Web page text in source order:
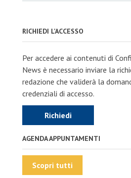
RICHIEDI L'ACCESSO
Per accedere ai contenuti di
News è necessario inviare la
redazione che validerà la
credenziali di accesso.
Richiedi
AGENDA APPUNTAMENTI
Scopri tutti